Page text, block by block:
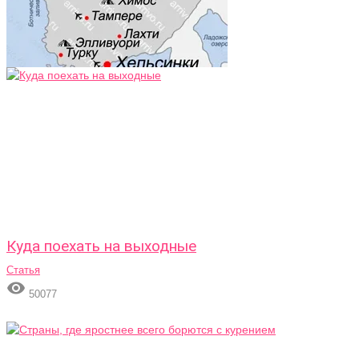
Куда поехать на выходные
Статья
 50077